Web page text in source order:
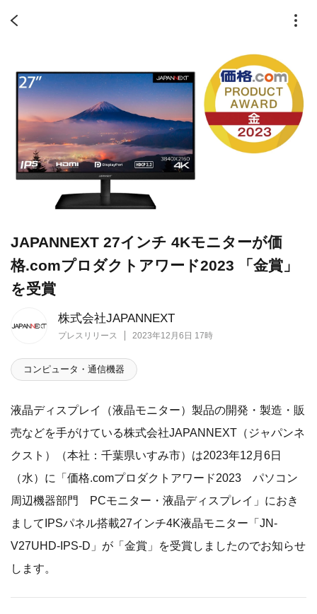
株式会社JAPANNEXT
プレスリリース 2023年12月6日 17時
JAPANNEXT 27インチ 4Kモニターが価
格.comプロダクトアワード2023 「金賞」
を受賞
コンピュータ・通信機器
液晶ディスプレイ（液晶モニター）製品の開発・製造・販
売などを手がけている株式会社JAPANNEXT（ジャパンネ
クスト）（本社：千葉県いすみ市）は2023年12月6日
（水）に「価格.comプロダクトアワード2023 パソコン
周辺機器部門 PCモニター・液晶ディスプレイ」におき
ましてIPSパネル搭載27インチ4K液晶モニター「JN-
V27UHD-IPS-D」が「金賞」を受賞しましたのでお知らせ
します。